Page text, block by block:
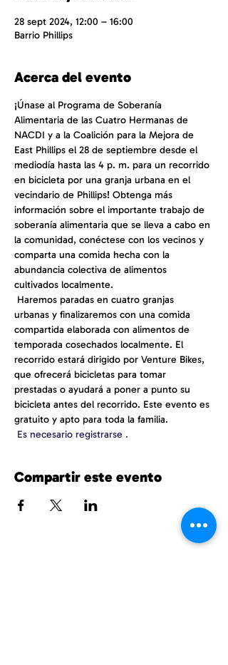
28 sept 2024, 12:00 – 16:00
Barrio Phillips
Acerca del evento
¡Únase al Programa de Soberanía
Alimentaria de las Cuatro Hermanas de
NACDI y a la Coalición para la Mejora de
East Phillips el 28 de septiembre desde el
mediodía hasta las 4 p. m. para un recorrido
en bicicleta por una granja urbana en el
vecindario de Phillips! Obtenga más
información sobre el importante trabajo de
soberanía alimentaria que se lleva a cabo en
la comunidad, conéctese con los vecinos y
comparta una comida hecha con la
abundancia colectiva de alimentos
cultivados localmente.
urbanas y finalizaremos con una comida
compartida elaborada con alimentos de
temporada cosechados localmente. El
recorrido estará dirigido por Venture Bikes,
que ofrecerá bicicletas para tomar
prestadas o ayudará a poner a punto su
bicicleta antes del recorrido. Este evento es
gratuito y apto para toda la familia.
Es necesario registrarse .
Compartir este evento